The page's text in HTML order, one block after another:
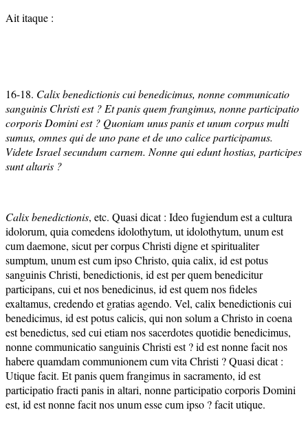
Ait itaque :
16-18. Calix benedictionis cui benedicimus, nonne communicatio
sanguinis Christi est ? Et panis quem frangimus, nonne participatio
corporis Domini est ? Quoniam unus panis et unum corpus multi
sumus, omnes qui de uno pane et de uno calice participamus.
Videte Israel secundum carnem. Nonne qui edunt hostias, participes
sunt altaris ?
Calix benedictionis, etc. Quasi dicat : Ideo fugiendum est a cultura
idolorum, quia comedens idolothytum, ut idolothytum, unum est
cum daemone, sicut per corpus Christi digne et spiritualiter
sumptum, unum est cum ipso Christo, quia calix, id est potus
sanguinis Christi, benedictionis, id est per quem benedicitur
participans, cui et nos benedicinus, id est quem nos fideles
exaltamus, credendo et gratias agendo. Vel, calix benedictionis cui
benedicimus, id est potus calicis, qui non solum a Christo in coena
est benedictus, sed cui etiam nos sacerdotes quotidie benedicimus,
nonne communicatio sanguinis Christi est ? id est nonne facit nos
habere quamdam communionem cum vita Christi ? Quasi dicat :
Utique facit. Et panis quem frangimus in sacramento, id est
participatio fracti panis in altari, nonne participatio corporis Domini
est, id est nonne facit nos unum esse cum ipso ? facit utique.